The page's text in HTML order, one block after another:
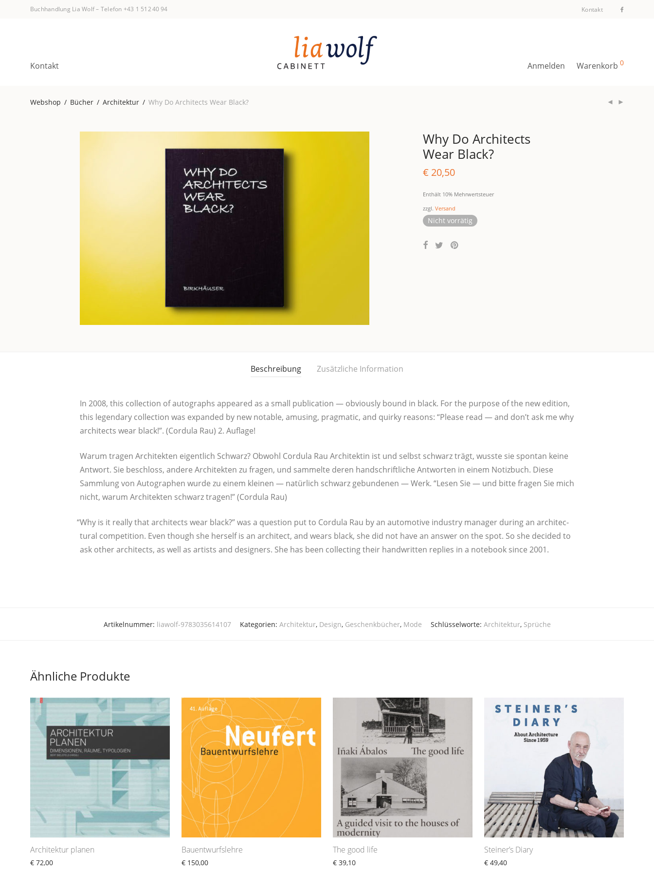
Buchhandlung Lia Wolf– Telefon +43 1 512 40 94 Kontakt
Kontakt Anmelden Warenkorb 0
Webshop / Bücher / Architektur / Why Do Architects Wear Black?
Why Do Architects
Wear Black?
€ 20,50
Enthält 10% Mehrwertsteuer
zzgl. Versand
Nicht vorrätig
Beschreibung Zusätzliche Information
In 2008, this collec­tion of auto­graphs appeared as a small publi­ca­ti­on — obvious­ly bound in black. For the pur­po­se of the new edi­ti­on,
this legen­da­ry collec­tion was expan­ded by new nota­ble, amu­sing, prag­ma­tic, and quir­ky rea­sons: “Plea­se read — and don’t ask me why
archi­tects wear black!”. (Cor­du­la Rau) 2. Auflage!
War­um tra­gen Archi­tek­ten eigent­lich Schwarz? Obwohl Cor­du­la Rau Archi­tek­tin ist und selbst schwarz trägt, wuss­te sie spon­tan kei­ne
Ant­wort. Sie beschloss, ande­re Archi­tek­ten zu fra­gen, und sam­mel­te deren hand­schrift­li­che Ant­wor­ten in einem Notiz­buch. Die­se
Samm­lung von Auto­gra­phen wur­de zu einem klei­nen — natür­lich schwarz gebun­de­nen — Werk. “Lesen Sie — und bit­te fra­gen Sie mich
nicht, war­um Archi­tek­ten schwarz tra­gen!” (Cor­du­la Rau)
“Why is it real­ly that archi­tects wear black?” was a ques­ti­on put to Cor­du­la Rau by an auto­mo­ti­ve indus­try mana­ger during an archi­tec­
tu­ral com­pe­ti­ti­on. Even though she herself is an archi­tect, and wears black, she did not have an ans­wer on the spot. So she deci­ded to
ask other archi­tects, as well as artists and desi­gners. She has been collec­ting their hand­writ­ten replies in a note­book sin­ce 2001.
Artikelnummer: liawolf-9783035614107 Kategorien: Architektur, Design, Geschenkbücher, Mode Schlüsselworte: Architektur, Sprüche
Ähnliche Produkte
Architektur planen
€ 72,00
Bauentwurfslehre
€ 150,00
The good life
€ 39,10
Steiner’s Diary
€ 49,40